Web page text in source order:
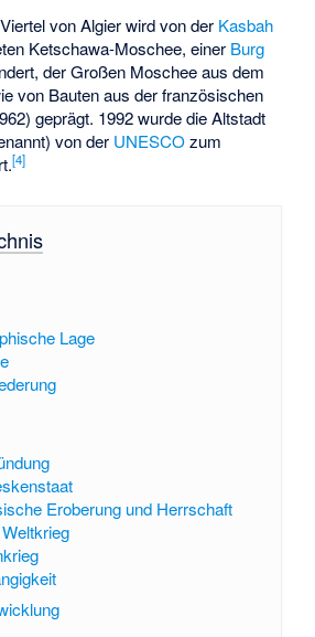
von Algier wird von der Kasbah
Ketschawa-Moschee, einer Burg
der Großen Moschee aus dem
von Bauten aus der französischen
geprägt. 1992 wurde die Altstadt
von der UNESCOzum
[4]
Lage
Eroberung und Herrschaft